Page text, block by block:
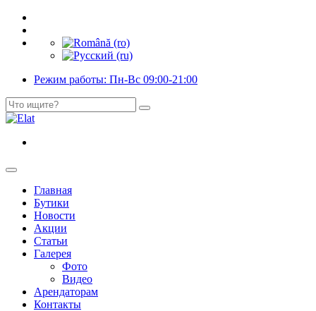
Режим работы: Пн-Вс 09:00-21:00
Главная
Бутики
Новости
Акции
Статьи
Галерея
Фото
Видео
Арендаторам
Контакты